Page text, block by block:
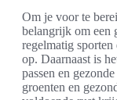
Om je voor te
belangrijk om een
regelmatig
op. Daarnaast is
passen en
groenten en